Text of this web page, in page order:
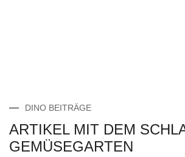
DINO BEITRÄGE
ARTIKEL MIT DEM
GEMÜSEGARTEN